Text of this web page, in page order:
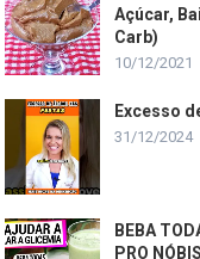
Açúcar,
Carb)
10/12/2021
Excesso
31/12/2024
BEBA
PRO